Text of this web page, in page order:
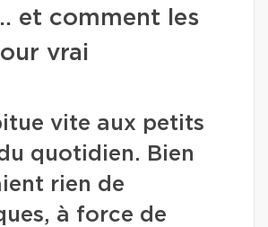
et comment les
vrai
vite aux petits
quotidien. Bien
rien de
à force de